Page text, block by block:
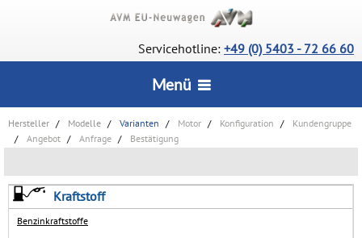
Servicehotline: +49 (0) 5403 - 72 66 60
Menü
STARTSEITE
CarConfigurator
Lagerfahrzeuge
SERVICE
Hersteller Modelle Varianten Motor Konfiguration
Kundengruppe
Angebot
Anfrage Bestätigung
Kraftstoff
Benzinkraftstoffe